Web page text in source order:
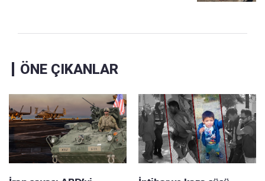
ÖNE ÇIKANLAR